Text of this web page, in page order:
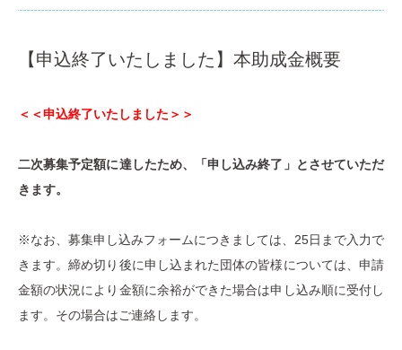
【申込終了いたしました】本助成金概要
＜＜申込終了いたしました＞＞
二次募集予定額に達したため、「申し込み終了」とさせていただ
きます。
※なお、募集申し込みフォームにつきましては、25日まで入力で
きます。締め切り後に申し込まれた団体の皆様については、申請
金額の状況により金額に余裕ができた場合は申し込み順に受付し
ます。その場合はご連絡します。